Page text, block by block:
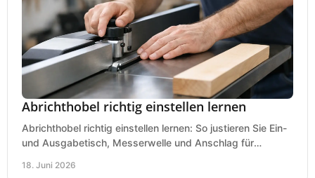
Abrichthobel richtig einstellen lernen
Abrichthobel richtig einstellen lernen: So justieren Sie Ein-
und Ausgabetisch, Messerwelle und Anschlag für
18. Juni 2026